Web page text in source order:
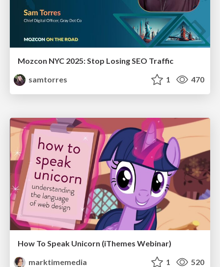
Mozcon NYC 2025: Stop Losing SEO Traffic
samtorres
1 470
How To Speak Unicorn (iThemes Webinar)
marktimemedia
1 520